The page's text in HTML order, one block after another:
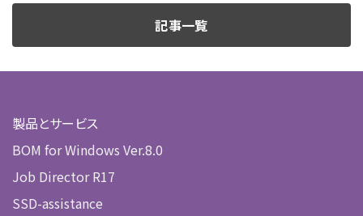
記事一覧
製品とサービス
BOM for Windows Ver.8.0
Job Director R17
SSD-assistance